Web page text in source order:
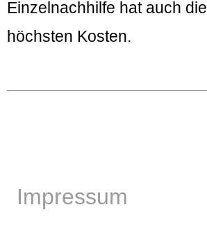
Einzelnachhilfe hat auch die
höchsten Kosten.
Impressum